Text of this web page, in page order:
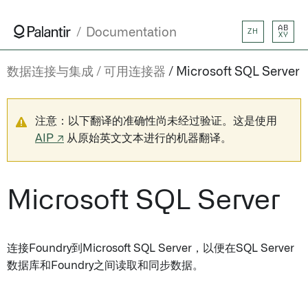
Documentation ZH
AB
XY
数据连接与集成 可用连接器 Microsoft SQL Server
注意：以下翻译的准确性尚未经过验证。这是使用
AIP ↗ 从原始英文文本进行的机器翻译。
Microsoft SQL Server
连接Foundry到Microsoft SQL Server，以便在SQL Server
数据库和Foundry之间读取和同步数据。